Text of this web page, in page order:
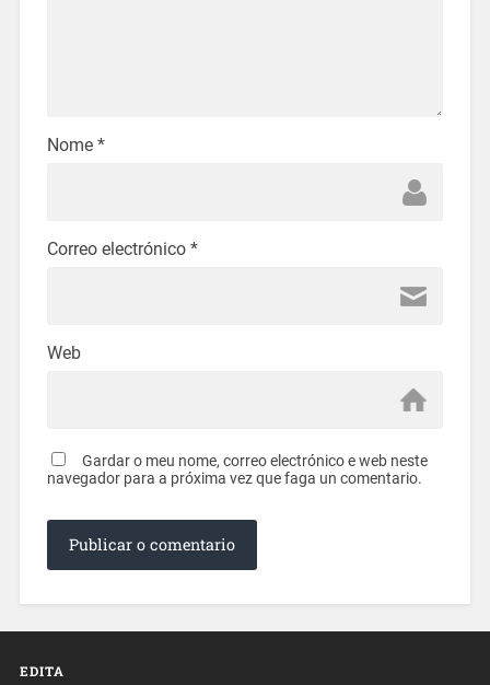
Nome *
Correo electrónico *
Web
Gardar o meu nome, correo electrónico e web neste
navegador para a próxima vez que faga un comentario.
EDITA